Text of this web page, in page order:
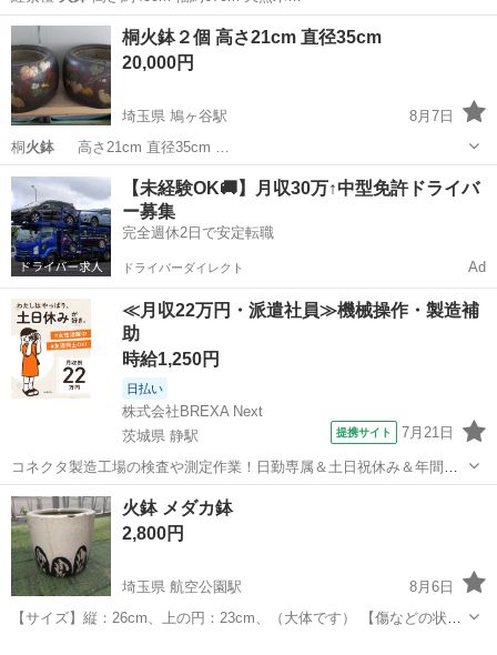
岐阜 羽島市 新羽島駅 インテリア雑貨/小物
桐火鉢２個 高さ21cm 直径35cm
20,000円
埼玉県 鳩ヶ谷駅
8月7日
桐 火鉢 高さ21cm 直径35cm …
埼玉 川口市 鳩ヶ谷駅 その他 火鉢
【未経験OK🚚】月収30万↑中型免許ドライバ
ー募集
完全週休2日で安定転職
ドライバーダイレクト Ad
≪月収22万円・派遣社員≫機械操作・製造補
助
時給1,250円
日払い
株式会社BREXA Next
茨城県 静駅
提携サイト 7月21日
コネクタ製造工場の検査や測定作業！日勤専属＆土日祝休み＆年間休
日128日★クリーンルーム内作業★マイカー通勤OK＆無料駐車場あり
★就業先食堂利用可！日払い制度あり！《茨城県常陸大宮市》 人気の
工場のお仕事 ◇コネクタ製造工...
茨城 常陸大宮市 静駅
火鉢 メダカ鉢
2,800円
埼玉県 航空公園駅
8月6日
【サイズ】縦：26cm、上の円：23cm、（大体です） 【傷などの状